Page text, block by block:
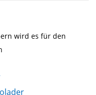
wird es für den